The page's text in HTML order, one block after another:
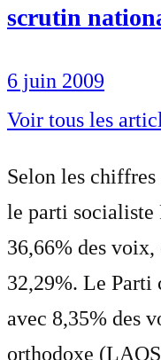
scrutin
6 juin 2009
Voir tous les
Selon les
le parti socialiste
36,66% des
32,29%. Le
avec 8,35% des
orthodoxe